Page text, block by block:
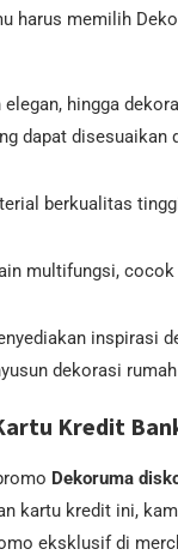
harus memilih
hingga
dapat disesuaikan
berkualitas
multifungsi,
inspirasi
dekorasi
Kredit
Dekoruma
kartu kredit ini,
eksklusif di